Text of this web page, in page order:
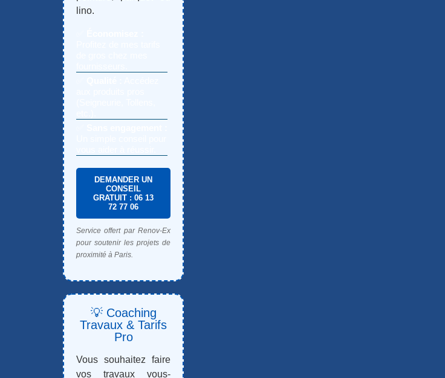
lino.
DEMANDER UN
CONSEIL
GRATUIT : 06 13
72 77 06
Service offert par Renov-Ex
pour soutenir les projets de
proximité à Paris.
💡 Coaching
Travaux & Tarifs
Pro
Vous souhaitez faire
vos travaux vous-